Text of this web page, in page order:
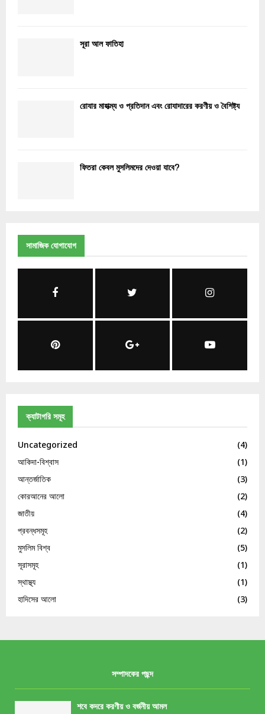
সূরা আল ফাতিহা
রোযার মাহাত্ম্য ও প্রতিদান এবং রোযাদারের করণীয় ও বৈশিষ্ট্য
ফিতরা কেবল মুসলিমদের দেওয়া যাবে?
সামাজিক যোগাযোগ
ক্যাটাগরি সমূহ
Uncategorized
(4)
আকিদা-বিশ্বাস
(1)
আন্তর্জাতিক
(3)
কোরআনের আলো
(2)
জাতীয়
(4)
প্রবন্ধসমূহ
(2)
মুসলিম বিশ্ব
(5)
সূরাসমূহ
(1)
স্থাস্থ্য
(1)
হাদিসের আলো
(3)
সম্পাদকের পছন্দ
শবে কদরে করণীয় ও বর্জনীয় আমল